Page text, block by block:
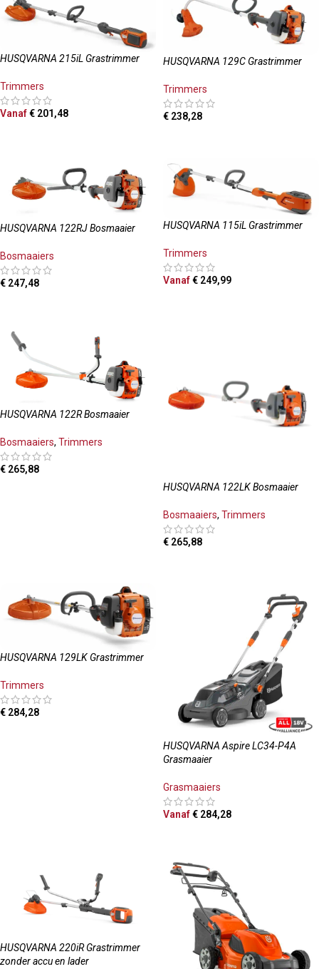
HUSQVARNA 215iL Grastrimmer
Trimmers
Vanaf€ 201,48
HUSQVARNA 129C Grastrimmer
Trimmers
€ 238,28
HUSQVARNA 122RJ Bosmaaier
Bosmaaiers
€ 247,48
HUSQVARNA 115iL Grastrimmer
Trimmers
Vanaf€ 249,99
HUSQVARNA 122R Bosmaaier
Bosmaaiers, Trimmers
€ 265,88
HUSQVARNA 122LK Bosmaaier
Bosmaaiers, Trimmers
€ 265,88
HUSQVARNA 129LK Grastrimmer
Trimmers
€ 284,28
HUSQVARNA Aspire LC34-P4A
Grasmaaier
Grasmaaiers
Vanaf€ 284,28
HUSQVARNA 220iR Grastrimmer
zonder accu en lader